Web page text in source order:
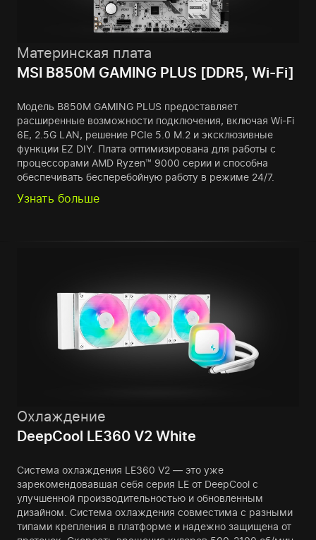
Материнская плата
MSI B850M GAMING PLUS [DDR5, Wi-Fi]
Модель B850M GAMING PLUS предоставляет
расширенные возможности подключения, включая Wi-Fi
6E, 2.5G LAN, решение PCIe 5.0 M.2 и эксклюзивные
функции EZ DIY. Плата оптимизирована для работы с
процессорами AMD Ryzen™ 9000 серии и способна
обеспечивать бесперебойную работу в режиме 24/7.
Узнать больше
Охлаждение
DeepCool LE360 V2 White
Система охлаждения LE360 V2 — это уже
зарекомендовавшая себя серия LE от DeepCool с
улучшенной производительностью и обновленным
дизайном. Система охлаждения совместима с разными
типами крепления в платформе и надежно защищена от